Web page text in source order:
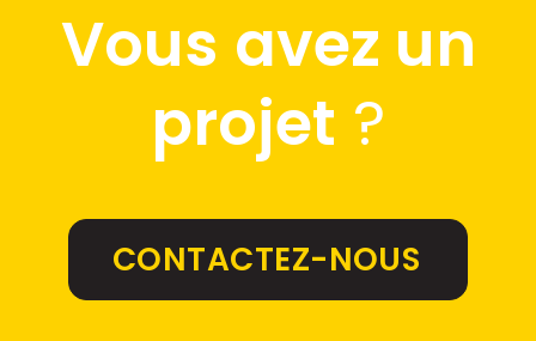
Vous avez un
projet ?
CONTACTEZ-NOUS